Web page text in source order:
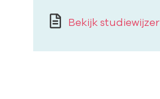
Bekijk studiewijzer